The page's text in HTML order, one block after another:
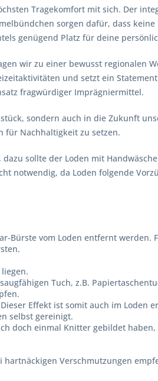
Tragekomfort mit sich. Der
sorgen dafür, dass
genügend Platz für deine
wir zu einer bewusst regionalen
und setzt ein
fragwürdiger Imprägniermittel.
sondern auch in die Zukunft
für Nachhaltigkeit zu setzen.
sollte der Loden mit
notwendig, da Loden folgende
Bürste vom Loden entfernt werden.
Tuch, z.B.
Effekt ist somit auch im Loden
selbst gereinigt.
doch einmal Knitter gebildet haben,
Verschmutzungen